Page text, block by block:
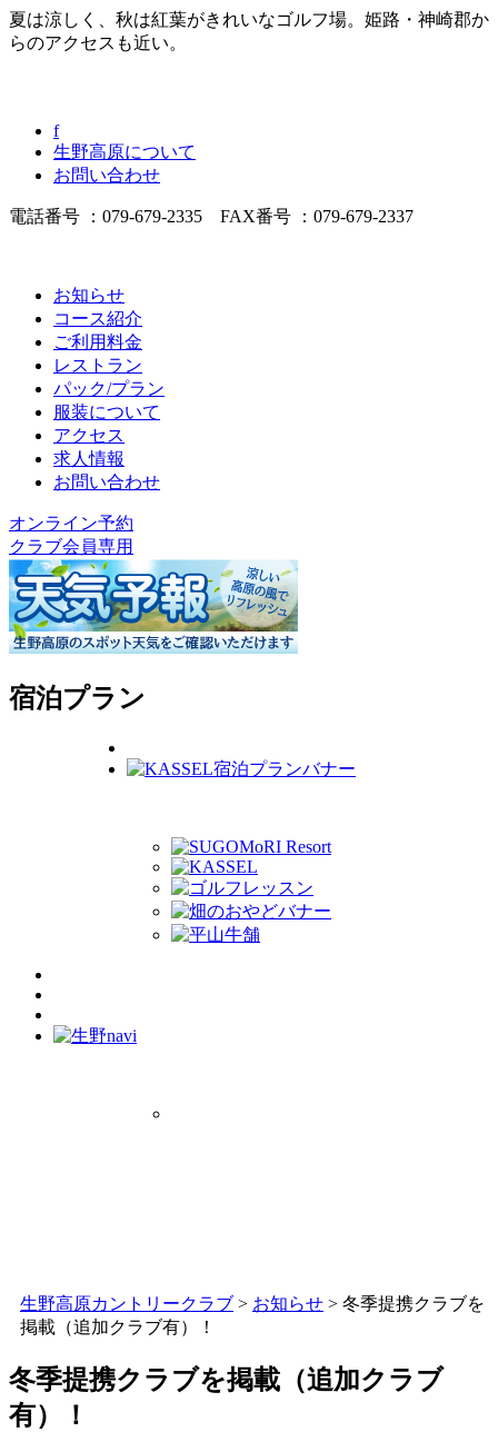
夏は涼しく、秋は紅葉がきれいなゴルフ場。姫路・神崎郡か
らのアクセスも近い。
f
生野高原について
お問い合わせ
電話番号 ：079-679-2335 FAX番号 ：079-679-2337
お知らせ
コース紹介
ご利用料金
レストラン
パック/プラン
服装について
アクセス
求人情報
お問い合わせ
オンライン予約
クラブ会員専用
宿泊プラン
生野高原カントリークラブ > お知らせ > 冬季提携クラブを
掲載（追加クラブ有）！
冬季提携クラブを掲載（追加クラブ
有）！